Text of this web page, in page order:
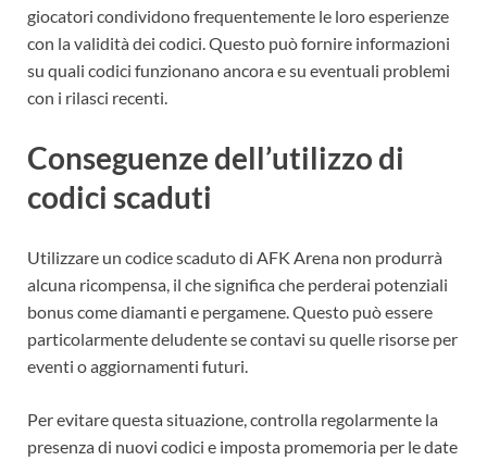
giocatori condividono frequentemente le loro esperienze
con la validità dei codici. Questo può fornire informazioni
su quali codici funzionano ancora e su eventuali problemi
con i rilasci recenti.
Conseguenze dell’utilizzo di
codici scaduti
Utilizzare un codice scaduto di AFK Arena non produrrà
alcuna ricompensa, il che significa che perderai potenziali
bonus come diamanti e pergamene. Questo può essere
particolarmente deludente se contavi su quelle risorse per
eventi o aggiornamenti futuri.
Per evitare questa situazione, controlla regolarmente la
presenza di nuovi codici e imposta promemoria per le date